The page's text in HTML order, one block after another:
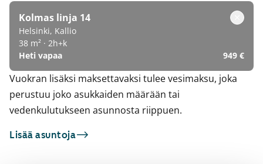
Kolmas linja 14
Helsinki, Kallio
38 m² · 2h+k
Heti vapaa
949 €
Vuokran lisäksi maksettavaksi tulee vesimaksu, joka
perustuu joko asukkaiden määrään tai
vedenkulutukseen asunnosta riippuen.
Lisää asuntoja